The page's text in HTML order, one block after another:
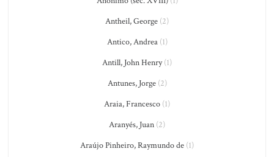
Antheil, George (2)
Antico, Andrea(1)
Antill, John Henry(1)
Antunes, Jorge(2)
Araia, Francesco (1)
Aranyés, Juan (2)
Araújo Pinheiro, Raymundo de (1)